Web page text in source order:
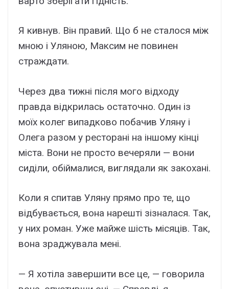
Я кивнув. Він правий. Що б не сталося між
мною і Уляною, Максим не повинен
страждати.
Через два тижні після мого відходу
правда відкрилась остаточно. Один із
моїх колег випадково побачив Уляну і
Олега разом у ресторані на іншому кінці
міста. Вони не просто вечеряли — вони
сиділи, обіймалися, виглядали як закохані.
Коли я спитав Уляну прямо про те, що
відбувається, вона нарешті зізналася. Так,
у них роман. Уже майже шість місяців. Так,
вона зраджувала мені.
— Я хотіла завершити все це, — говорила